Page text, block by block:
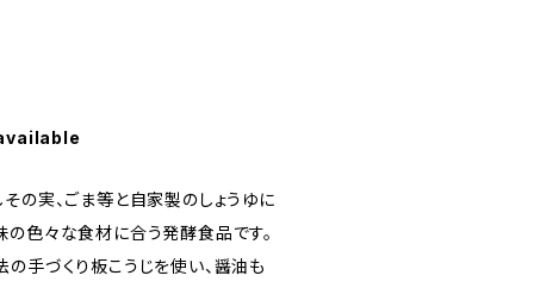
の実、ごま等と自家製のしょうゆに
の色々な食材に合う発酵食品です。
手づくり板こうじを使い、醤油も